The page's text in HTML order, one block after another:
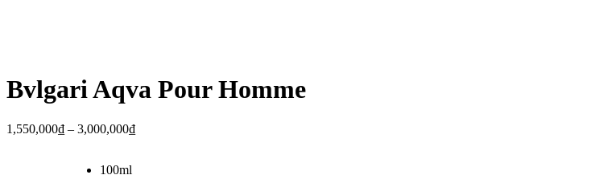
Bvlgari Aqva Pour Homme
1,550,000₫ – 3,000,000₫
100ml